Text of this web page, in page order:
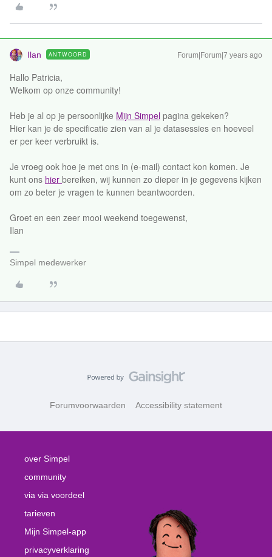
Ilan ANTWOORD Forum|Forum|7 years ago
Hallo Patricia,
Welkom op onze community!
Heb je al op je persoonlijke Mijn Simpel pagina gekeken?
Hier kan je de specificatie zien van al je datasessies en hoeveel
er per keer verbruikt is.
Je vroeg ook hoe je met ons in (e-mail) contact kon komen. Je
kunt ons hier bereiken, wij kunnen zo dieper in je gegevens kijken
om zo beter je vragen te kunnen beantwoorden.
Groet en een zeer mooi weekend toegewenst,
Ilan
Simpel medewerker
Forumvoorwaarden Accessibility statement
over Simpel
community
via via voordeel
tarieven
Mijn Simpel-app
privacyverklaring